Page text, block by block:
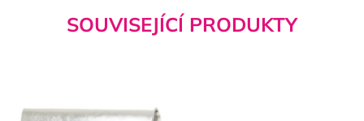
SOUVISEJÍCÍ PRODUKTY